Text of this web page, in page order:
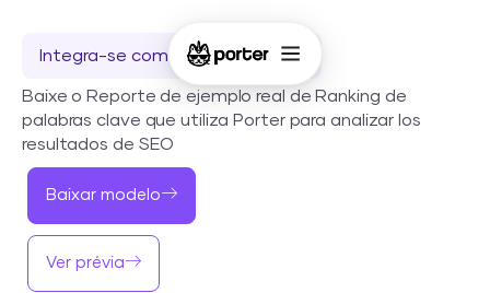
Integra-se com o Looker Studio
Baixe o Reporte de ejemplo real de Ranking de
palabras clave que utiliza Porter para analizar los
resultados de SEO
Baixar modelo
Ver prévia